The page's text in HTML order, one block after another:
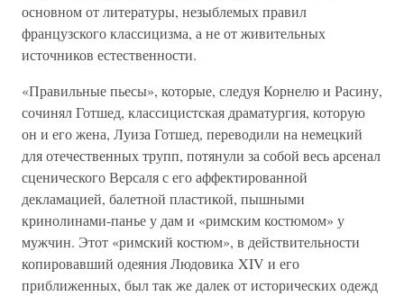
основном от литературы, незыблемых правил
французского классицизма, а не от живительных
источников естественности.
«Правильные пьесы», которые, следуя Корнелю и Расину,
сочинял Готшед, классицистская драматургия, которую
он и его жена, Луиза Готшед, переводили на немецкий
для отечественных трупп, потянули за собой весь арсенал
сценического Версаля с его аффектированной
декламацией, балетной пластикой, пышными
кринолинами-панье у дам и «римским костюмом» у
мужчин. Этот «римский костюм», в действительности
копировавший одеяния Людовика XIV и его
приближенных, был так же далек от исторических одежд